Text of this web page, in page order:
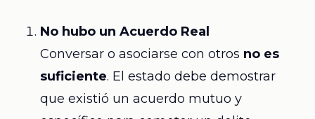
No hubo un Acuerdo Real
Conversar o asociarse con otros no es
suficiente. El estado debe demostrar
que existió un acuerdo mutuo y